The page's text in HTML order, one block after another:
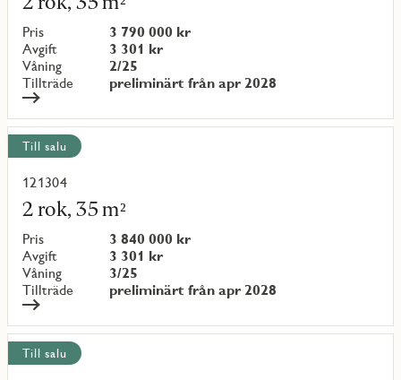
Pris
3 790 000 kr
Avgift
3 301 kr
Våning
2/25
Tillträde
preliminärt från apr 2028
om
objekt
{objectNumber}
Till salu
121304
2 rok, 35 m²
Pris
3 840 000 kr
Avgift
3 301 kr
Våning
3/25
Tillträde
preliminärt från apr 2028
Läs
mer
om
objekt
{objectNumber}
Till salu